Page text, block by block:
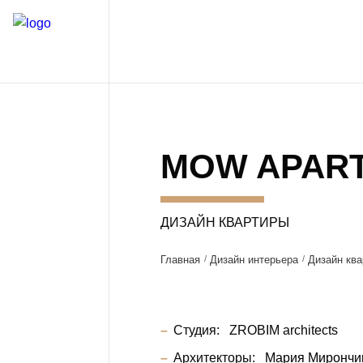
MOW
ДИЗАЙН КВАРТИРЫ
Главная Дизайн интерьера Дизайн
Студия: ZROBIM architects
Архитекторы: Мария